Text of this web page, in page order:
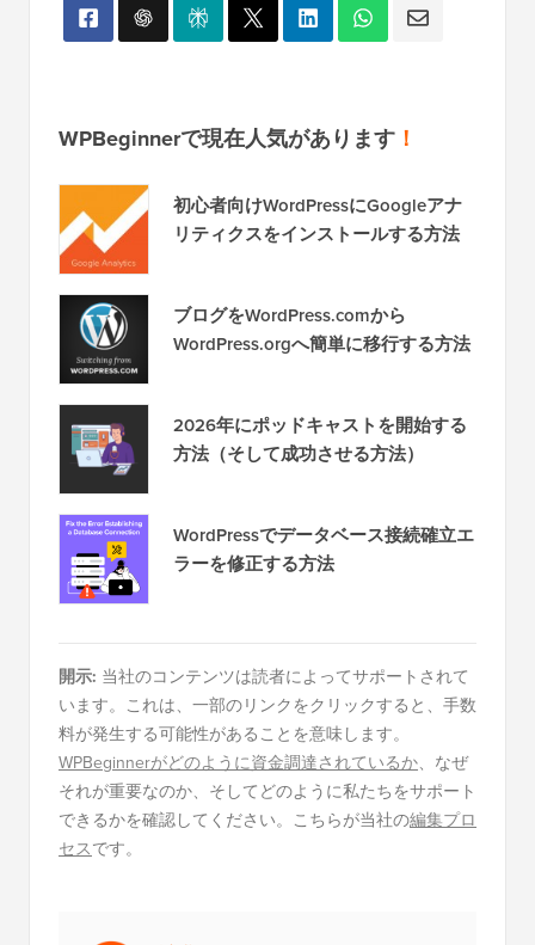
WPBeginnerで現在人気があります ！
初心者向けWordPressにGoogleアナ
リティクスをインストールする方法
ブログをWordPress.comから
WordPress.orgへ簡単に移行する方法
2026年にポッドキャストを開始する
方法（そして成功させる方法）
WordPressでデータベース接続確立エ
ラーを修正する方法
開示: 当社のコンテンツは読者によってサポートされて
います。これは、一部のリンクをクリックすると、手数
料が発生する可能性があることを意味します。
WPBeginnerがどのように資金調達されているか、なぜ
それが重要なのか、そしてどのように私たちをサポート
できるかを確認してください。こちらが当社の編集プロ
セスです。